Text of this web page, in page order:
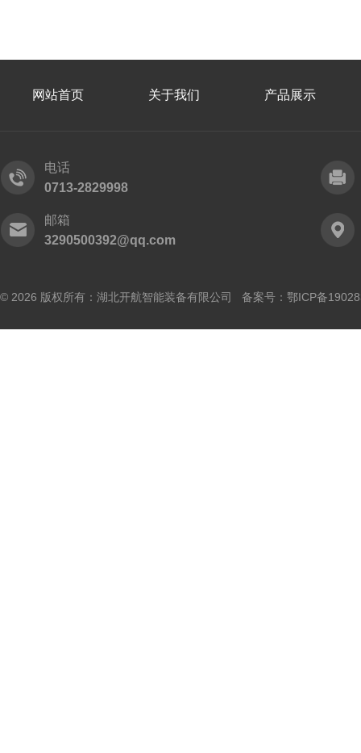
网站首页 关于我们 产品展示
电话
0713-2829998
邮箱
3290500392@qq.com
© 2026 版权所有：湖北开航智能装备有限公司 备案号： 鄂ICP备